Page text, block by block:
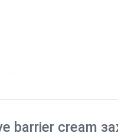
barrier cream